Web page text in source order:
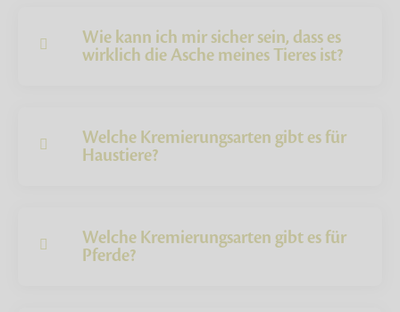
Wie kann ich mir sicher sein, dass es
wirklich die Asche meines Tieres ist?
Welche Kremierungsarten gibt es für
Haustiere?
Welche Kremierungsarten gibt es für
Pferde?